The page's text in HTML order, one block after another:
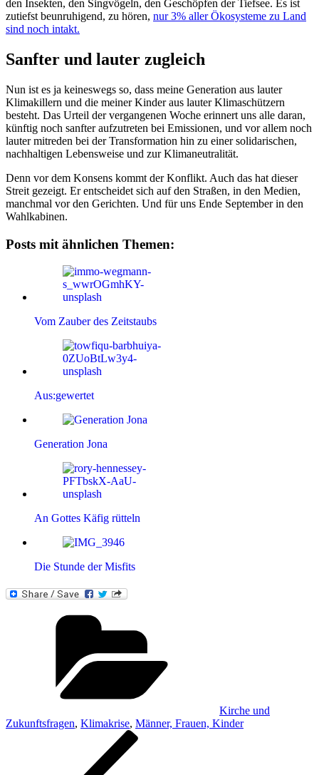
den Insekten, den Singvögeln, den Geschöpfen der Tiefsee. Es ist
zutiefst beunruhigend, zu hören, nur 3% aller Ökosysteme zu Land
sind noch intakt.
Sanfter und lauter zugleich
Nun ist es ja keineswegs so, dass meine Generation aus lauter
Klimakillern und die meiner Kinder aus lauter Klimaschützern
besteht. Das Urteil der vergangenen Woche erinnert uns alle daran,
künftig noch sanfter aufzutreten bei Emissionen, und vor allem noch
lauter mitreden bei der Transformation hin zu einer solidarischen,
nachhaltigen Lebensweise und zur Klimaneutralität.
Denn vor dem Konsens kommt der Konflikt. Auch das hat dieser
Streit gezeigt. Er entscheidet sich auf den Straßen, in den Medien,
manchmal vor den Gerichten. Und für uns Ende September in den
Wahlkabinen.
Posts mit ähnlichen Themen:
Vom Zauber des Zeitstaubs
Aus:gewertet
Generation Jona
An Gottes Käfig rütteln
Die Stunde der Misfits
Kirche und
Zukunftsfragen, Klimakrise, Männer, Frauen, Kinder
Beitragsnavigation